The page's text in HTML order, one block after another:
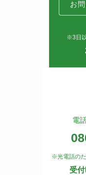
お
※3日
電
※光電話のた
受